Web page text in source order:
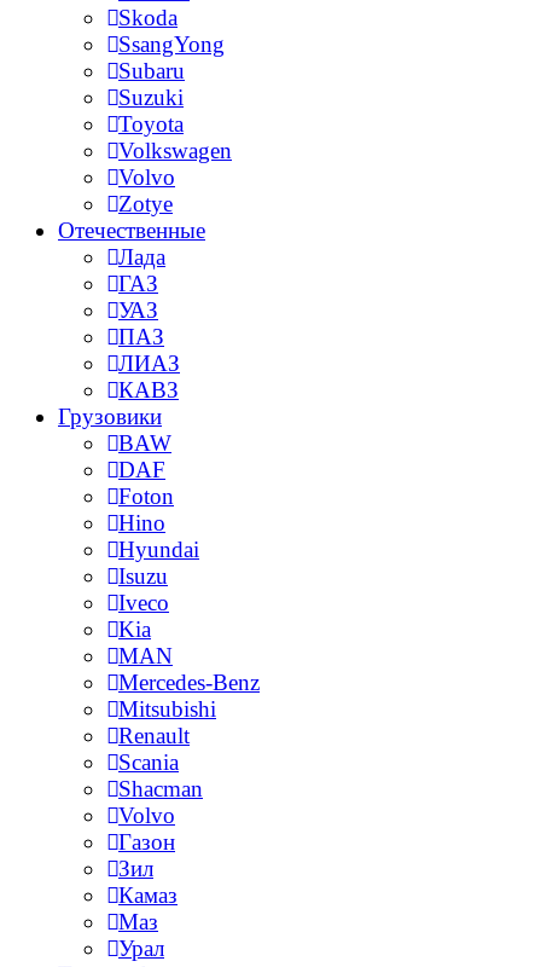
Skoda
SsangYong
Subaru
Suzuki
Toyota
Volkswagen
Volvo
Zotye
Отечественные
Лада
ГАЗ
УАЗ
ПАЗ
ЛИАЗ
КАВЗ
Грузовики
BAW
DAF
Foton
Hino
Hyundai
Isuzu
Iveco
Kia
MAN
Mercedes-Benz
Mitsubishi
Renault
Scania
Shacman
Volvo
Газон
Зил
Камаз
Маз
Урал